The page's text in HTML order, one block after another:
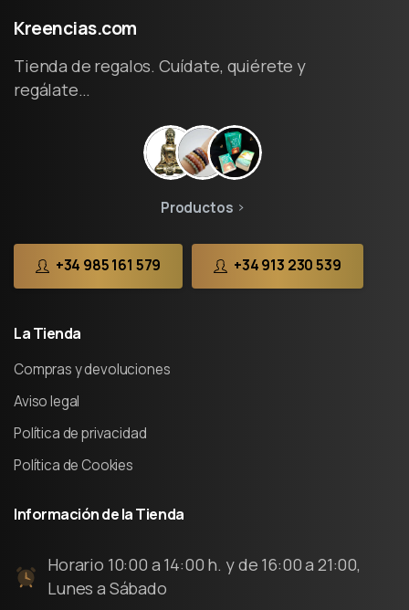
Kreencias.com
Tienda de regalos. Cuídate, quiérete y
regálate…
Productos
+34 985 161 579 +34 913 230 539
LaTienda
Compras y devoluciones
Aviso legal
Política de privacidad
Política de Cookies
InformacióndelaTienda
Horario 10:00 a 14:00 h. y de 16:00 a 21:00,
Lunes a Sábado